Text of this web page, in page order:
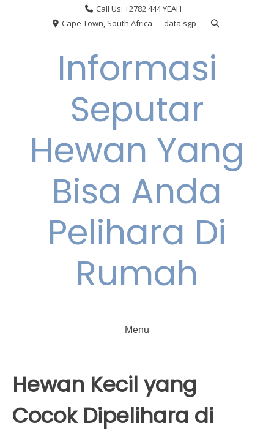
Call Us: +2782 444 YEAH
Cape Town, South Africa
data sgp
Informasi
Seputar
Hewan Yang
Bisa Anda
Pelihara Di
Rumah
Menu
Hewan Kecil yang
Cocok Dipelihara di